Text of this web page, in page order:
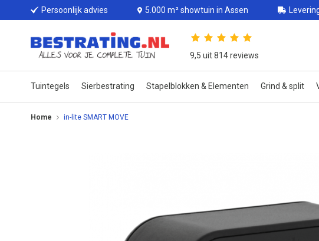
Persoonlijk advies 5.000 m² showtuin in Assen
9,5 uit 814 reviews
Tuintegels Sierbestrating Stapelblokken & Elementen Grind & split
Home in-lite SMART MOVE